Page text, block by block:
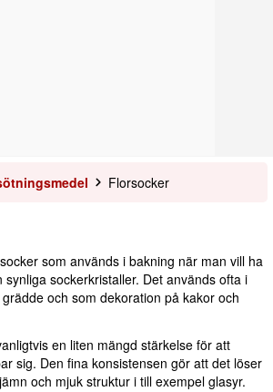
Florsocker
som används i bakning när man vill ha
sockerkristaller. Det används ofta i
och som dekoration på kakor och
en liten mängd stärkelse för att
sig. Den fina konsistensen gör att det löser
och mjuk struktur i till exempel glasyr.